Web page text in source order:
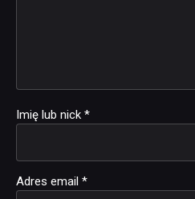
Imię lub nick *
Adres email *